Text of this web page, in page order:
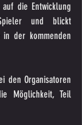
die Entwicklung
und blickt
der kommenden
den Organisatoren
Möglichkeit, Teil